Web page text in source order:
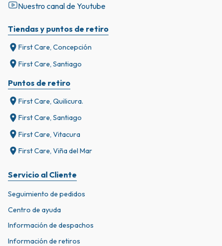
Tiendas y puntos de retiro
First Care, Concepción
First Care, Santiago
Puntos de retiro
First Care, Quilicura.
First Care, Santiago
First Care, Vitacura
First Care, Viña del Mar
Servicio al Cliente
Seguimiento de pedidos
Centro de ayuda
Información de despachos
Información de retiros
Nuestro canal de Youtube